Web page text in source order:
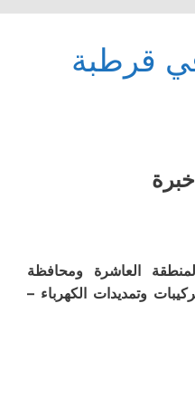
قرطبة
العاشرة ومحافظة
وتمديدات الكهرباء –